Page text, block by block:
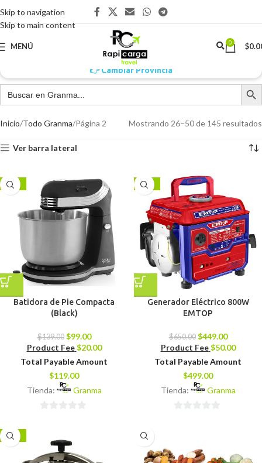
Skip to navigation
Skip to main content
MENÚ 0 $
👉 Cambiar Provincia
Inicio Todo Granma Página 3 Mostrando 51–75 de 145 resultados
Ver barra lateral
-29%
Batidora de Pie Compacta
(Black)
$139.00 $99.00
Product Fee $20.00
Total Payable Amount
$119.00
Tienda:
Granma
-31%
Generador Eléctrico 800W
EMTOP
$650.00 $449.00
Product Fee $50.00
Total Payable Amount
$499.00
Tienda:
Granma
-13%